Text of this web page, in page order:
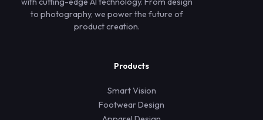
to photography, we power the future of
product creation.
Products
Smart Vision
Footwear Design